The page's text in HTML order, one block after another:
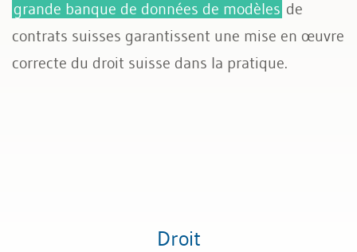
grande banque de données de modèles de
contrats suisses garantissent une mise en œuvre
correcte du droit suisse dans la pratique.
Droit